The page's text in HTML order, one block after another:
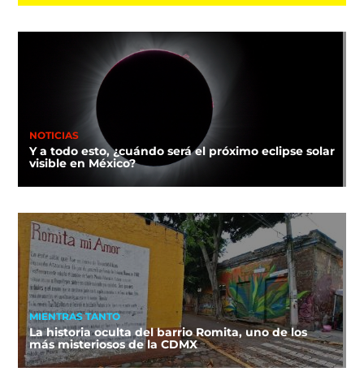
NOTICIAS
Y a todo esto, ¿cuándo será el próximo eclipse solar
visible en México?
MIENTRAS TANTO
La historia oculta del barrio Romita, uno de los
más misteriosos de la CDMX